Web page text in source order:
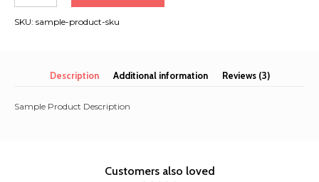
SKU: sample-product-sku
Description Additional information Reviews (3)
Sample Product Description
Customers also loved